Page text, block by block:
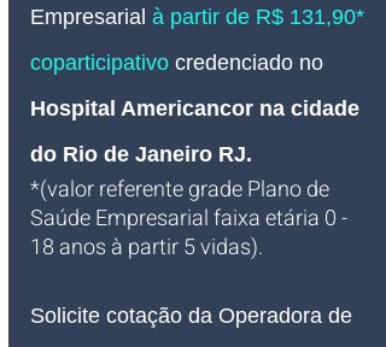
Empresarial à partir de R$ 131,90*
coparticipativo credenciado no
Hospital Americancor na cidade
do Rio de Janeiro RJ.
*(valor referente grade Plano de
Saúde Empresarial faixa etária 0 -
18 anos à partir 5 vidas).
Solicite cotação da Operadora de